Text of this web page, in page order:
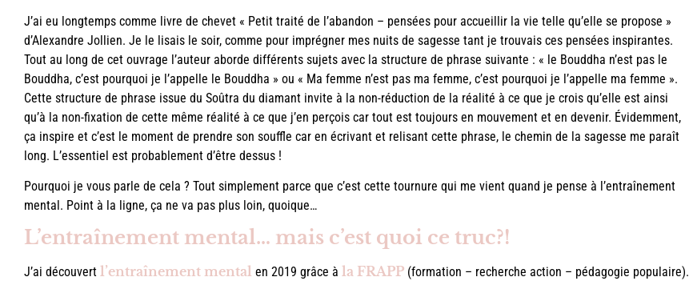
J’ai eu longtemps comme livre de chevet « Petit traité de l’abandon – pensées pour accueillir la vie telle qu’elle se propose »
d’Alexandre Jollien. Je le lisais le soir, comme pour imprégner mes nuits de sagesse tant je trouvais ces pensées inspirantes.
Tout au long de cet ouvrage l’auteur aborde différents sujets avec la structure de phrase suivante : « le Bouddha n’est pas le
Bouddha, c’est pourquoi je l’appelle le Bouddha » ou « Ma femme n’est pas ma femme, c’est pourquoi je l’appelle ma femme ».
Cette structure de phrase issue du Soûtra du diamant invite à la non-réduction de la réalité à ce que je crois qu’elle est ainsi
qu’à la non-fixation de cette même réalité à ce que j’en perçois car tout est toujours en mouvement et en devenir. Évidemment,
ça inspire et c’est le moment de prendre son souffle car en écrivant et relisant cette phrase, le chemin de la sagesse me paraît
long. L’essentiel est probablement d’être dessus !
Pourquoi je vous parle de cela ? Tout simplement parce que c’est cette tournure qui me vient quand je pense à l’entraînement
mental. Point à la ligne, ça ne va pas plus loin, quoique…
L’entraînement mental… mais c’est quoi ce truc?!
J’ai découvert l’entraînement mental en 2019 grâce à la FRAPP (formation – recherche action – pédagogie populaire).